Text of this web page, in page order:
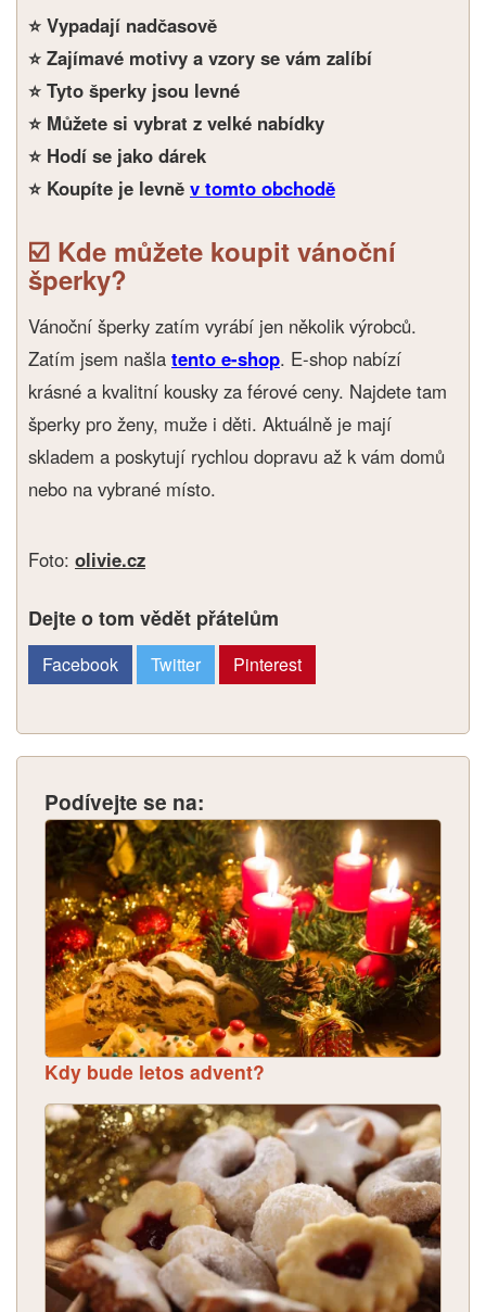
⭐️ Vypadají nadčasově
⭐️ Zajímavé motivy a vzory se vám zalíbí
⭐️ Tyto šperky jsou levné
⭐️ Můžete si vybrat z velké nabídky
⭐️ Hodí se jako dárek
⭐️ Koupíte je levně v tomto obchodě
☑️ Kde můžete koupit vánoční
šperky?
Vánoční šperky zatím vyrábí jen několik výrobců.
Zatím jsem našla tento e-shop. E-shop nabízí
krásné a kvalitní kousky za férové ceny. Najdete tam
šperky pro ženy, muže i děti. Aktuálně je mají
skladem a poskytují rychlou dopravu až k vám domů
nebo na vybrané místo.
Foto: olivie.cz
Dejte o tom vědět přátelům
Facebook Twitter Pinterest
Podívejte se na:
Kdy bude letos advent?